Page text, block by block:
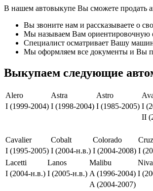
В нашем автовыкупе Вы сможете продать
Вы звоните нам и рассказываете о
Мы называем Вам ориентировочную
Специалист осматривает Вашу
Мы оформляем все документы и Вы
Выкупаем следующие
Alero Astra Astro
I (1999-2004) I (1998-2004) I (1985-2005) I
II
Cavalier
Cobalt Colorado
I (1995-2005) I (2004-н.в.) I (2004-2008) I
Lacetti
Lanos Malibu Niva
I (2004-н.в.) I (2005-н.в.) A (1996-2004) I
A (2004-2007)